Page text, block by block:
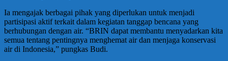
Ia mengajak berbagai pihak yang diperlukan untuk menjadi
partisipasi aktif terkait dalam kegiatan tanggap bencana yang
berhubungan dengan air. “BRIN dapat membantu menyadarkan kita
semua tentang pentingnya menghemat air dan menjaga konservasi
air di Indonesia,” pungkas Budi.